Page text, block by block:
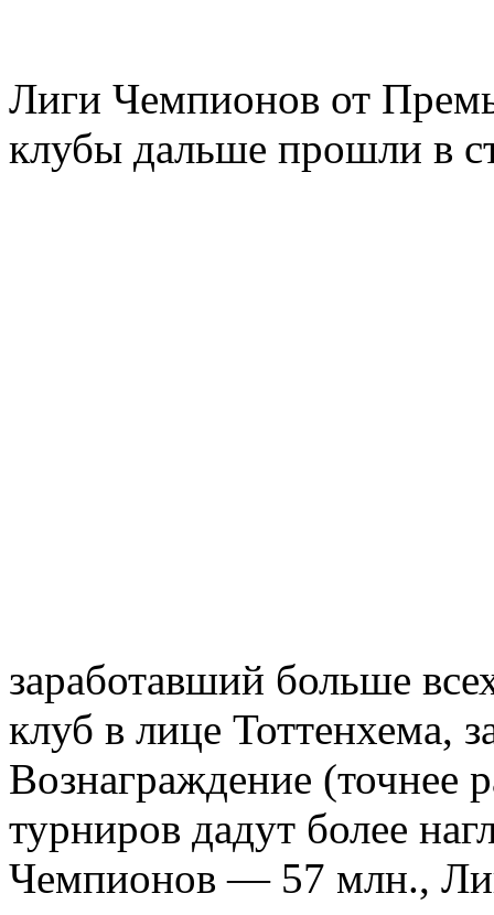
Лиги Чемпионов от
клубы дальше прошли в
заработавший больше
клуб в лице Тоттенхема,
Вознаграждение (точнее
турниров дадут более
Чемпионов — 57 млн.,